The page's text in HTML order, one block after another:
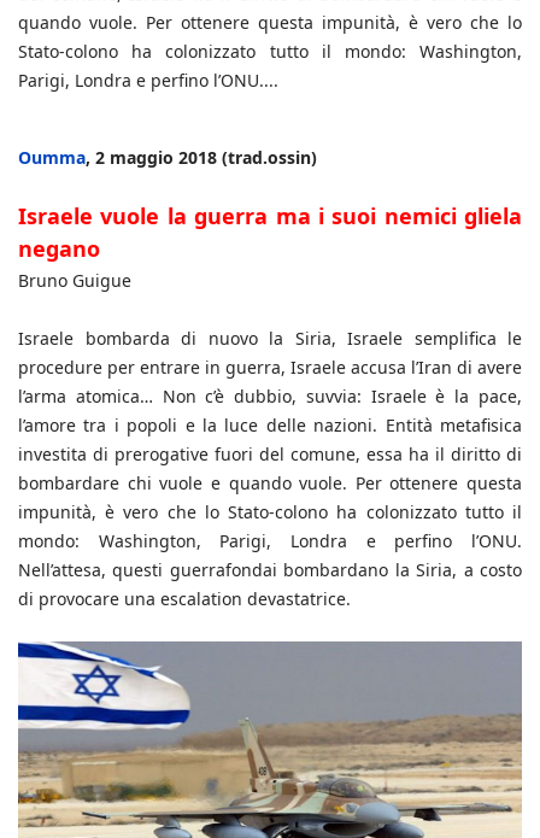
quando vuole. Per ottenere questa impunità, è vero che lo
Stato-colono ha colonizzato tutto il mondo: Washington,
Parigi, Londra e perfino l’ONU....
Oumma, 2 maggio 2018 (trad.ossin)
Israele vuole la guerra ma i suoi nemici gliela
negano
Bruno Guigue
Israele bombarda di nuovo la Siria, Israele semplifica le
procedure per entrare in guerra, Israele accusa l’Iran di avere
l’arma atomica… Non c’è dubbio, suvvia: Israele è la pace,
l’amore tra i popoli e la luce delle nazioni. Entità metafisica
investita di prerogative fuori del comune, essa ha il diritto di
bombardare chi vuole e quando vuole. Per ottenere questa
impunità, è vero che lo Stato-colono ha colonizzato tutto il
mondo: Washington, Parigi, Londra e perfino l’ONU.
Nell’attesa, questi guerrafondai bombardano la Siria, a costo
di provocare una escalation devastatrice.